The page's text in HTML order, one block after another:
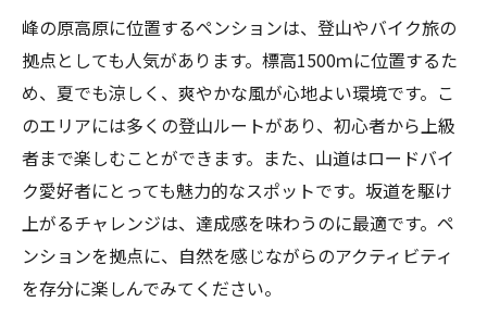
プライベートサウナの楽しみ方
高地の涼しさを体感する
サウナ後の自然を楽しむアクティビティ
標高1500mの涼しさを満喫するペンション合宿
高地の涼しさを実感する夏の過ごし方
アウトドアサウナでの特別な体験
涼しい環境でのスポーツ合宿の魅力
ペンションでのリラクゼーション法
峰の原高原に位置するペンションは、登山やバイク旅の
拠点としても人気があります。標高1500ｍに位置するた
め、夏でも涼しく、爽やかな風が心地よい環境です。こ
のエリアには多くの登山ルートがあり、初心者から上級
者まで楽しむことができます。また、山道はロードバイ
ク愛好者にとっても魅力的なスポットです。坂道を駆け
上がるチャレンジは、達成感を味わうのに最適です。ペ
ンションを拠点に、自然を感じながらのアクティビティ
を存分に楽しんでみてください。